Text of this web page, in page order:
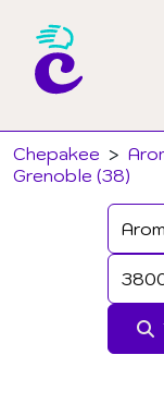
Chepakee >
Grenoble (38)
Email
Mot